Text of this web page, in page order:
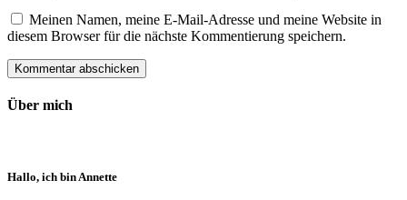
Meinen Namen, meine E-Mail-Adresse und meine Website in
diesem Browser für die nächste Kommentierung speichern.
Über mich
Hallo, ich bin Annette